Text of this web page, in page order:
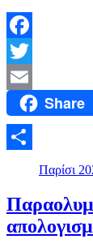
Facebook
Twitter
Email Share
Μοιραστείτε
Παρίσι